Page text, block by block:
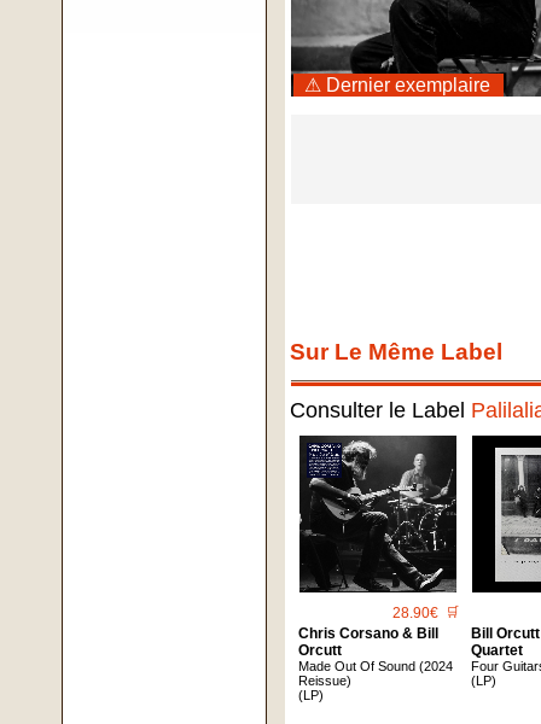
⚠ Dernier exemplaire
Sur Le Même Label
Consulter le Label
28.90€ 🛒
Chris Corsano & Bill
Orcutt
Made Out Of Sound (2024
Reissue)
(LP)
Bill
Quartet
Four
(LP)